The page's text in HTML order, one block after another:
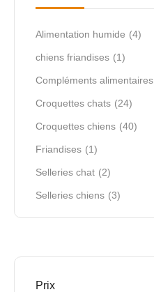
Alimentation humide (4)
chiens friandises (1)
Compléments alimentaires
Croquettes chats (24)
Croquettes chiens (40)
Friandises (1)
Selleries chat (2)
Selleries chiens (3)
Prix